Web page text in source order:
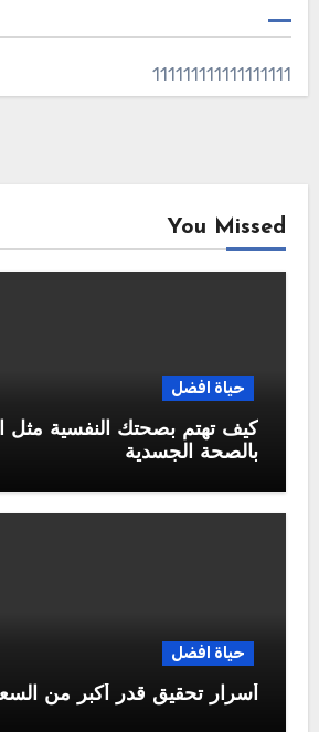
111111111111111111
You Missed
حياة افضل
كيف تهتم بصحتك النفسية مثل
بالصحة الجسدية
حياة افضل
أسرار تحقيق قدر أكبر من